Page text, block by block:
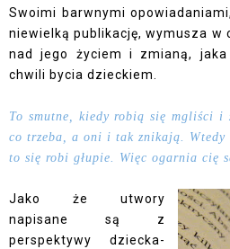
Swoimi barwnymi
niewielką publikację, wymusza w
nad jego życiem i zmianą,
chwili bycia dzieckiem.
To smutne, kiedy robią się mgliści i
co trzeba, a oni i tak znikają.
to się robi głupie. Więc ogarnia cię
Jako że utwory
napisane są z
perspektywy dziecka-